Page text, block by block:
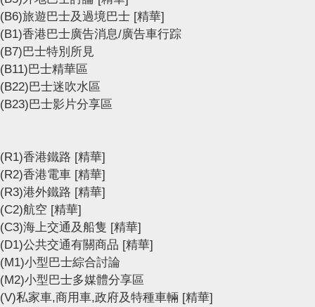
(B6)旅遊巴士及過境巴士 [精華]
(B1)香港巴士廣告消息/廣告車行踪
(B7)巴士特別所見
(B11)巴士精華區
(B22)巴士迷吹水區
(B23)巴士影片分享區
(R1)香港鐵路 [精華]
(R2)香港電車 [精華]
(R3)港外鐵路 [精華]
(C2)航空 [精華]
(C3)海上交通及船隻 [精華]
(D1)公共交通有關商品 [精華]
(M1)小型巴士綜合討論
(M2)小型巴士多媒體分享區
(V)私家車,商用車,政府及特種車輛 [精華]